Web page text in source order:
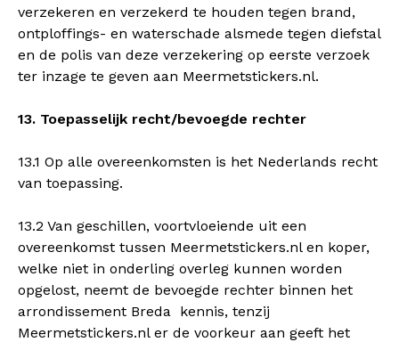
verzekeren en verzekerd te houden tegen brand,
ontploffings- en waterschade alsmede tegen diefstal
en de polis van deze verzekering op eerste verzoek
ter inzage te geven aan Meermetstickers.nl.
13. Toepasselijk recht/bevoegde rechter
13.1 Op alle overeenkomsten is het Nederlands recht
van toepassing.
13.2 Van geschillen, voortvloeiende uit een
overeenkomst tussen Meermetstickers.nl en koper,
welke niet in onderling overleg kunnen worden
opgelost, neemt de bevoegde rechter binnen het
arrondissement Breda kennis, tenzij
Meermetstickers.nl er de voorkeur aan geeft het